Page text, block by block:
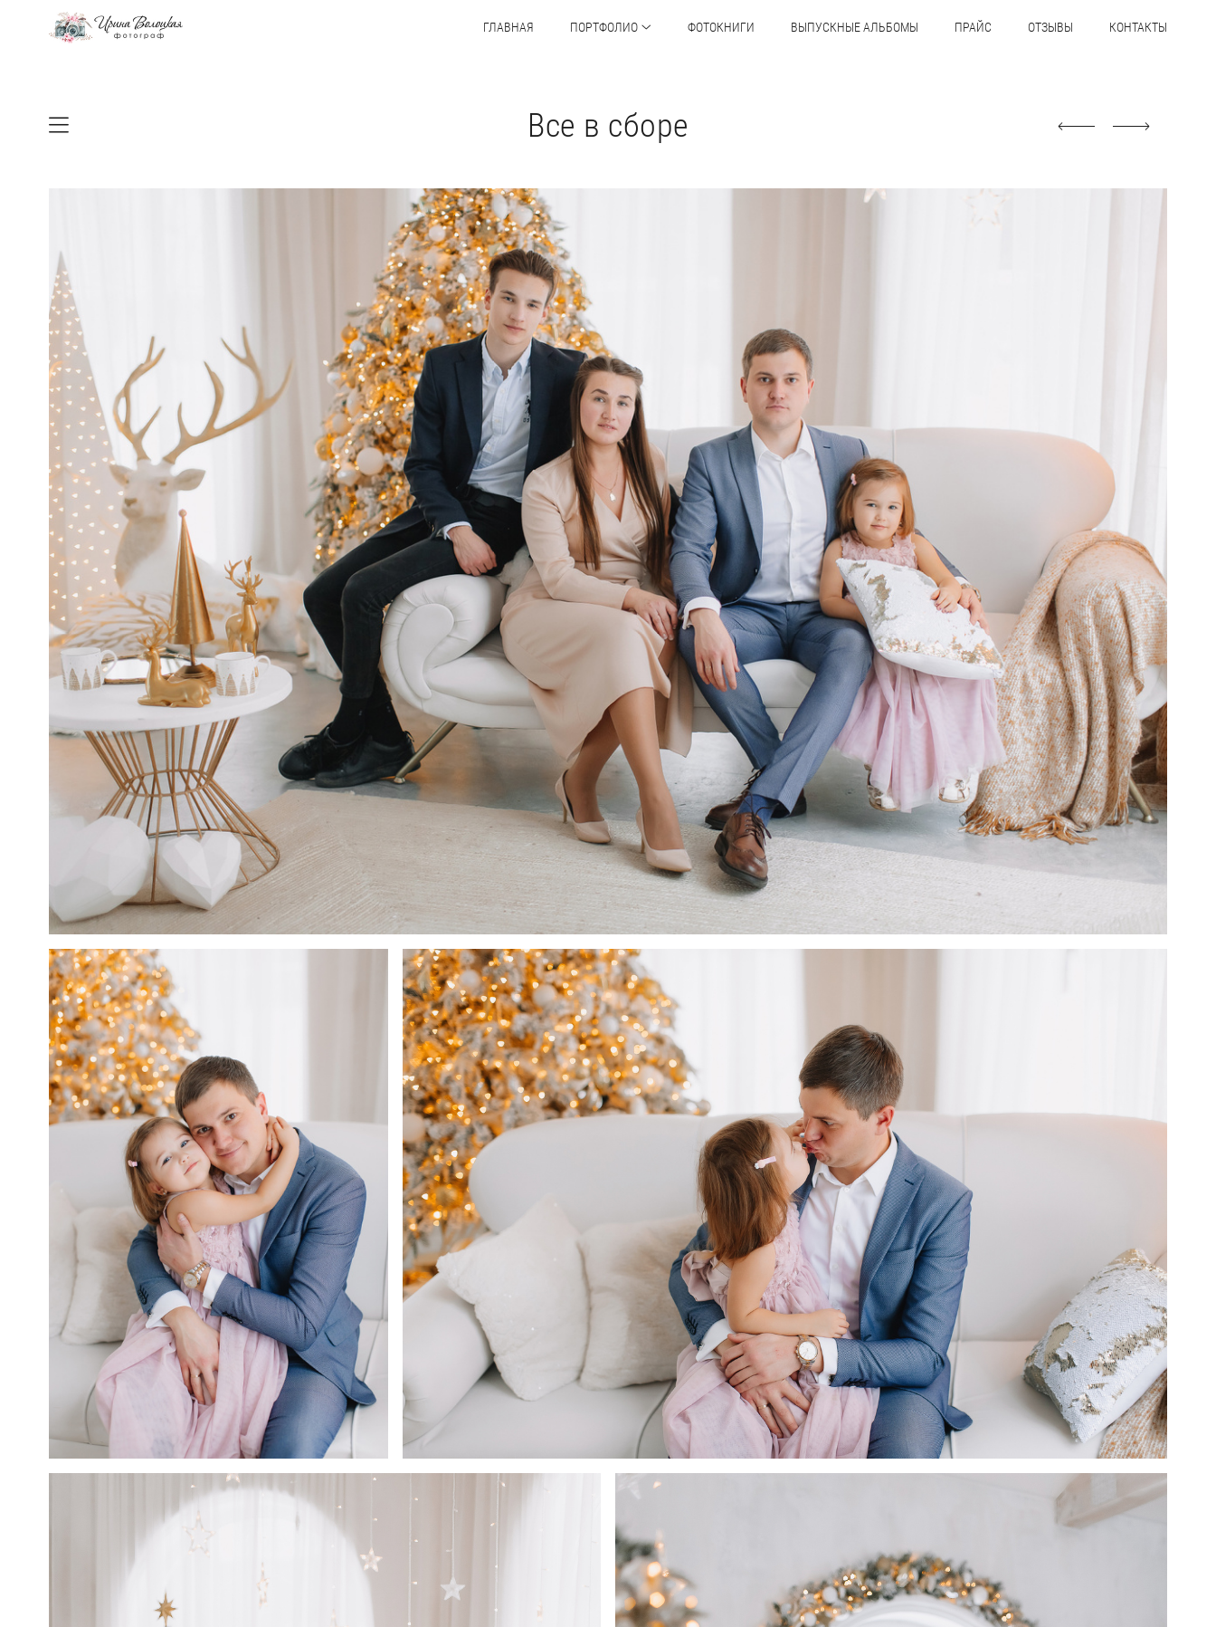
ГЛАВНАЯ ПОРТФОЛИО ФОТОКНИГИ ВЫПУСКНЫЕ АЛЬБОМЫ ПРАЙС ОТЗЫВЫ КОНТАКТЫ
Все в сборе